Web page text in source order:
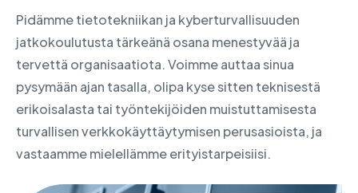
Pidämme tietotekniikan ja kyberturvallisuuden
jatkokoulutusta tärkeänä osana menestyvää ja
tervettä organisaatiota. Voimme auttaa sinua
pysymään ajan tasalla, olipa kyse sitten teknisestä
erikoisalasta tai työntekijöiden muistuttamisesta
turvallisen verkkokäyttäytymisen perusasioista, ja
vastaamme mielellämme erityistarpeisiisi.